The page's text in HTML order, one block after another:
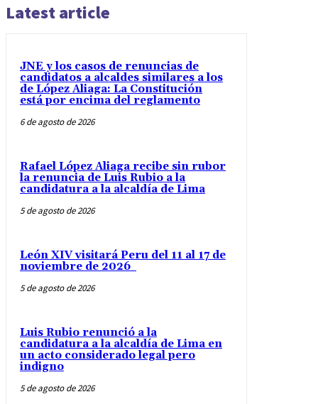
Latest article
JNE y los casos de renuncias de
candidatos a alcaldes similares a los
de López Aliaga: La Constitución
está por encima del reglamento
6 de agosto de 2026
Rafael López Aliaga recibe sin rubor
la renuncia de Luis Rubio a la
candidatura a la alcaldía de Lima
5 de agosto de 2026
León XIV visitará Peru del 11 al 17 de
noviembre de 2026
5 de agosto de 2026
Luis Rubio renunció a la
candidatura a la alcaldía de Lima en
un acto considerado legal pero
indigno
5 de agosto de 2026